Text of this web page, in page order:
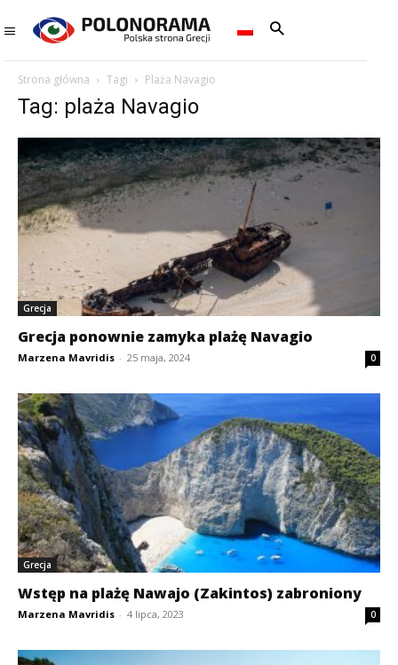
Strona główna Tagi Plaża Navagio
Tag: plaża Navagio
Grecja
Grecja ponownie zamyka plażę Navagio
Marzena Mavridis - 25 maja, 2024 0
Grecja
Wstęp na plażę Nawajo (Zakintos) zabroniony
Marzena Mavridis - 4 lipca, 2023 0